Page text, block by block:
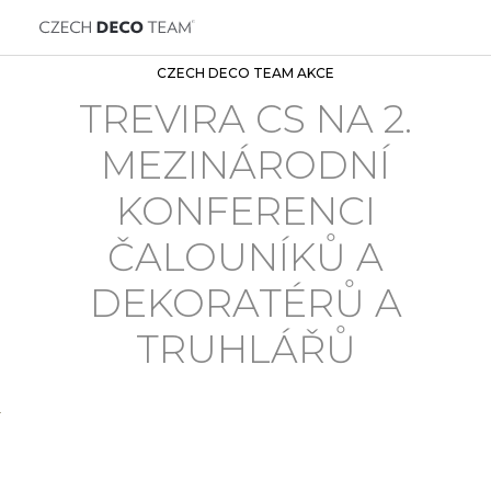
CZECH DECO TEAM AKCE
TREVIRA CS NA 2.
MEZINÁRODNÍ
KONFERENCI
ČALOUNÍKŮ A
DEKORATÉRŮ A
TRUHLÁŘŮ